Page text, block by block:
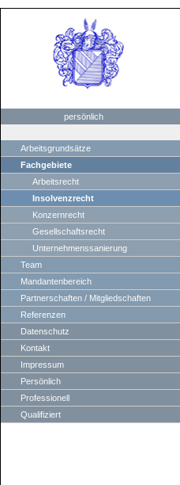
persönlich
Arbeitsgrundsätze
Fachgebiete
Arbeitsrecht
Insolvenzrecht
Konzernrecht
Gesellschaftsrecht
Unternehmenssanierung
Team
Mandantenbereich
Partnerschaften / Mitgliedschaften
Referenzen
Datenschutz
Kontakt
Impressum
Persönlich
Professionell
Qualifiziert